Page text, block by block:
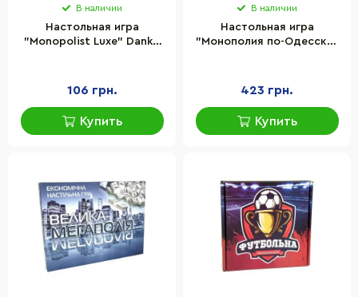
В наличии
Настольная игра
"Monopolist Luxe" Danko
106 грн.
Купить
В наличии
Настольная игра
"Монополия по-Одесски"
дома
423 грн.
Купить